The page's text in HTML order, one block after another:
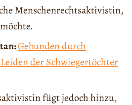
Menschenrechtsaktivistin,
Gebunden durch
der Schwiegertöchter
fügt jedoch hinzu,